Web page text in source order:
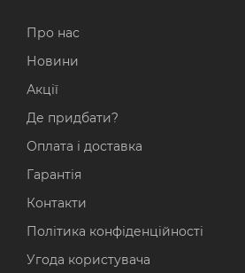
Про нас
Новини
Акції
Де придбати?
Оплата і доставка
Гарантія
Контакти
Політика конфіденційності
Угода користувача